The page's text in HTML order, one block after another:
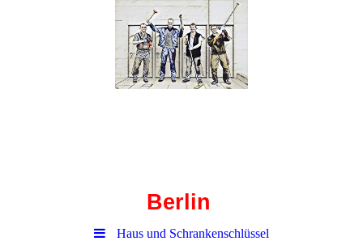
Berlin
Haus und Schrankenschlüssel